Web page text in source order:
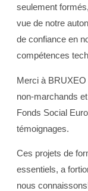
seulement
vue de notre
de confiance en
compétences
Merci à BRUXEO
non-marchands
Fonds Social
témoignages.
Ces projets de
essentiels, a
nous